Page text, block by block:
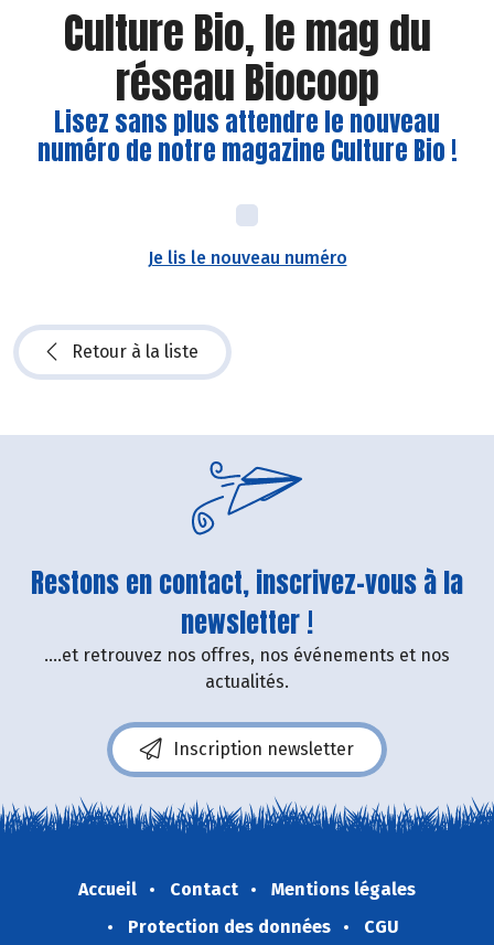
Culture Bio, le mag du
réseau Biocoop
Lisez sans plus attendre le nouveau
numéro de notre magazine Culture Bio !
Je lis le nouveau numéro
Retour à la liste
Restons en contact, inscrivez-vous à la
newsletter !
....et retrouvez nos offres, nos événements et nos
actualités.
Inscription newsletter
Accueil Contact
Mentions légales
Protection des données
CGU